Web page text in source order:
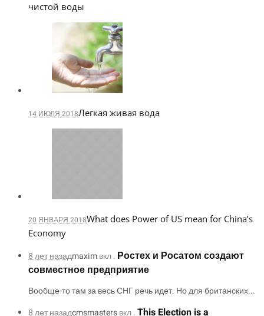
чистой воды
14 ИЮЛЯ 2018Легкая живая вода
20 ЯНВАРЯ 2018What does Power of US mean for China’s
Economy
8 лет назадmaximвкл . Ростех и Росатом создают
совместное предприятие
Вообще-то там за весь СНГ речь идет. Но для британских...
8 лет назадcmsmastersвкл .This Election is a